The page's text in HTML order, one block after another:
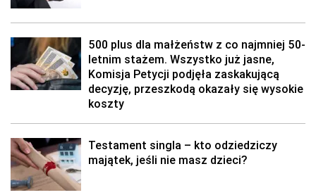
500 plus dla małżeństw z co najmniej 50-
letnim stażem. Wszystko już jasne,
Komisja Petycji podjęła zaskakującą
decyzję, przeszkodą okazały się wysokie
koszty
Testament singla – kto odziedziczy
majątek, jeśli nie masz dzieci?